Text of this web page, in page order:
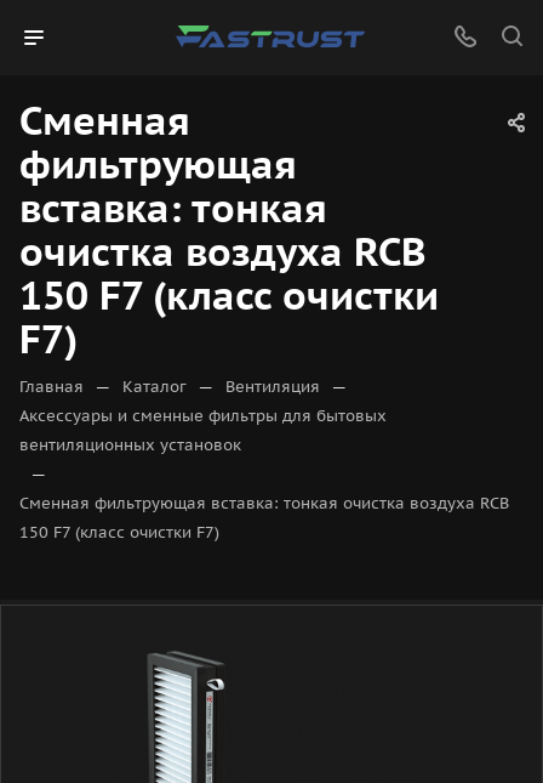
Сменная
фильтрующая
вставка: тонкая
очистка воздуха RCB
150 F7 (класс очистки
F7)
Главная — Каталог — Вентиляция —
Аксессуары и сменные фильтры для бытовых
вентиляционных установок
—
Сменная фильтрующая вставка: тонкая очистка воздуха RCB
150 F7 (класс очистки F7)